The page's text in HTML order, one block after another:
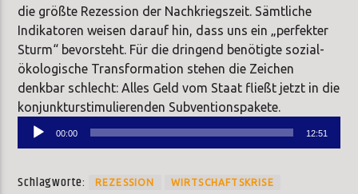
die größte Rezession der Nachkriegszeit. Sämtliche
Indikatoren weisen darauf hin, dass uns ein „perfekter
Sturm“ bevorsteht. Für die dringend benötigte sozial-
ökologische Transformation stehen die Zeichen
denkbar schlecht: Alles Geld vom Staat fließt jetzt in die
konjunkturstimulierenden Subventionspakete.
Audio-
00:00 12:51
Schlagworte: REZESSION WIRTSCHAFTSKRISE